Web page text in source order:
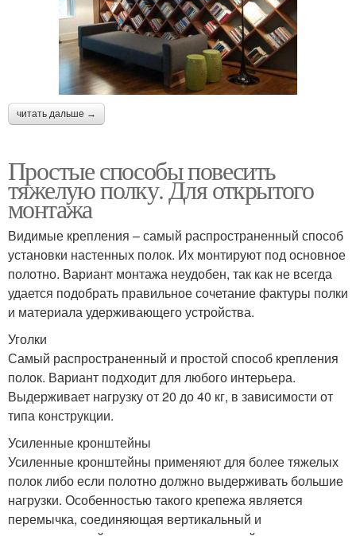
читать дальше →
Простые способы повесить
тяжелую полку. Для открытого
монтажа
Видимые крепления – самый распространенный способ
установки настенных полок. Их монтируют под основное
полотно. Вариант монтажа неудобен, так как не всегда
удается подобрать правильное сочетание фактуры полки
и материала удерживающего устройства.
Уголки
Самый распространенный и простой способ крепления
полок. Вариант подходит для любого интерьера.
Выдерживает нагрузку от 20 до 40 кг, в зависимости от
типа конструкции.
Усиленные кронштейны
Усиленные кронштейны применяют для более тяжелых
полок либо если полотно должно выдерживать большие
нагрузки. Особенностью такого крепежа является
перемычка, соединяющая вертикальный и